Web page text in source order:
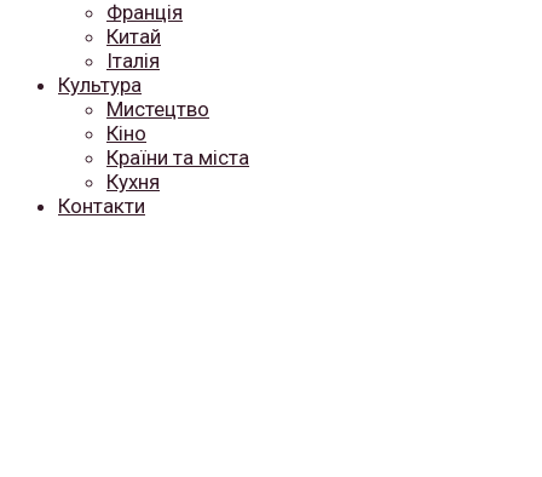
Франція
Китай
Італія
Культура
Мистецтво
Кіно
Країни та міста
Кухня
Контакти